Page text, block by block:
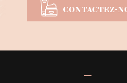
CONTACTEZ-